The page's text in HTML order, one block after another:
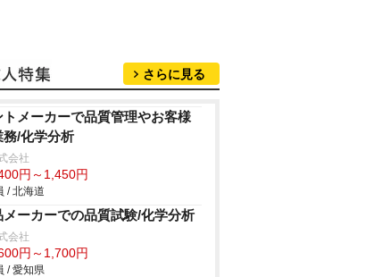
さらに見る
トメーカーで品質管理やお客様
務/化学分析
会社
円～1,450円
/ 北海道
メーカーでの品質試験/化学分析
会社
円～1,700円
/ 愛知県